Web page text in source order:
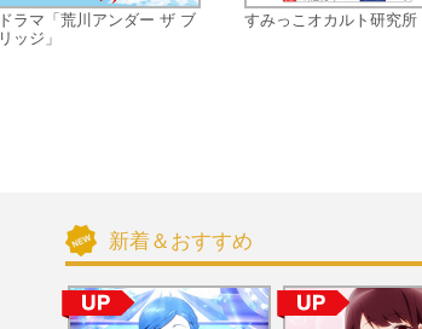
ドラマ「荒川アンダー ザ ブ
リッジ」
すみっこオカルト研究所
新着＆おすすめ